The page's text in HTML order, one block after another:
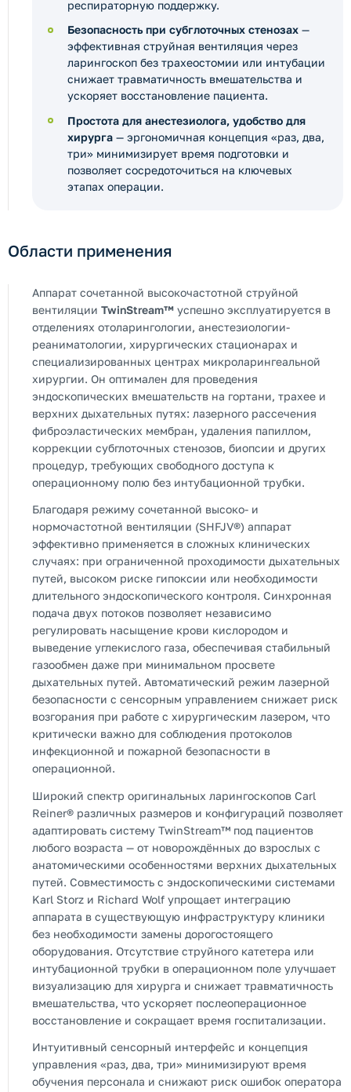
респираторную поддержку.
Безопасность при субглоточных стенозах —
эффективная струйная вентиляция через
ларингоскоп без трахеостомии или интубации
снижает травматичность вмешательства и
ускоряет восстановление пациента.
Простота для анестезиолога, удобство для
хирурга — эргономичная концепция «раз, два,
три» минимизирует время подготовки и
позволяет сосредоточиться на ключевых
этапах операции.
Области применения
Аппарат сочетанной высокочастотной струйной
вентиляции TwinStream™ успешно эксплуатируется в
отделениях отоларингологии, анестезиологии-
реаниматологии, хирургических стационарах и
специализированных центрах микроларингеальной
хирургии. Он оптимален для проведения
эндоскопических вмешательств на гортани, трахее и
верхних дыхательных путях: лазерного рассечения
фиброэластических мембран, удаления папиллом,
коррекции субглоточных стенозов, биопсии и других
процедур, требующих свободного доступа к
операционному полю без интубационной трубки.
Благодаря режиму сочетанной высоко- и
нормочастотной вентиляции (SHFJV®) аппарат
эффективно применяется в сложных клинических
случаях: при ограниченной проходимости дыхательных
путей, высоком риске гипоксии или необходимости
длительного эндоскопического контроля. Синхронная
подача двух потоков позволяет независимо
регулировать насыщение крови кислородом и
выведение углекислого газа, обеспечивая стабильный
газообмен даже при минимальном просвете
дыхательных путей. Автоматический режим лазерной
безопасности с сенсорным управлением снижает риск
возгорания при работе с хирургическим лазером, что
критически важно для соблюдения протоколов
инфекционной и пожарной безопасности в
операционной.
Широкий спектр оригинальных ларингоскопов Carl
Reiner® различных размеров и конфигураций позволяет
адаптировать систему TwinStream™ под пациентов
любого возраста — от новорождённых до взрослых с
анатомическими особенностями верхних дыхательных
путей. Совместимость с эндоскопическими системами
Karl Storz и Richard Wolf упрощает интеграцию
аппарата в существующую инфраструктуру клиники
без необходимости замены дорогостоящего
оборудования. Отсутствие струйного катетера или
интубационной трубки в операционном поле улучшает
визуализацию для хирурга и снижает травматичность
вмешательства, что ускоряет послеоперационное
восстановление и сокращает время госпитализации.
Интуитивный сенсорный интерфейс и концепция
управления «раз, два, три» минимизируют время
обучения персонала и снижают риск ошибок оператора